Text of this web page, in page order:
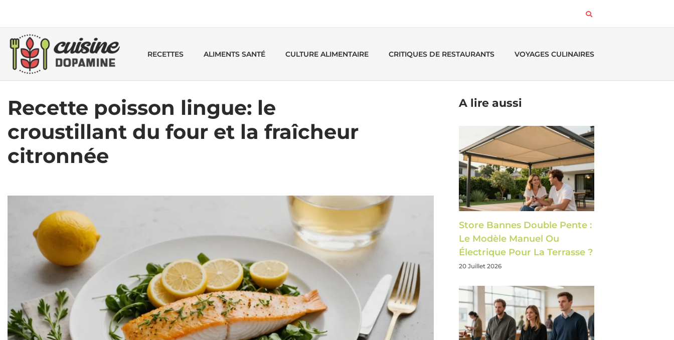
RECETTES ALIMENTS SANTÉ CULTURE ALIMENTAIRE CRITIQUES DE RESTAURANTS VOYAGES CULINAIRES
Recette poisson lingue: le
croustillant du four et la fraîcheur
citronnée
A lire aussi
Store Bannes Double Pente :
Le Modèle Manuel Ou
Électrique Pour La Terrasse ?
20 Juillet 2026